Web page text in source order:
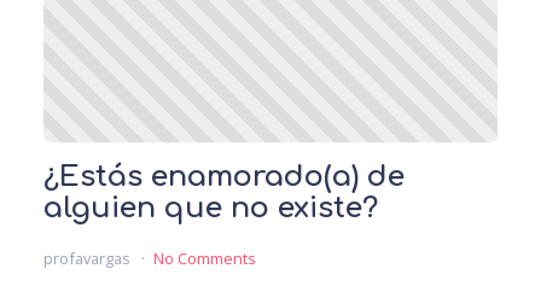
¿Estás enamorado(a) de
alguien que no existe?
profavargas No Comments